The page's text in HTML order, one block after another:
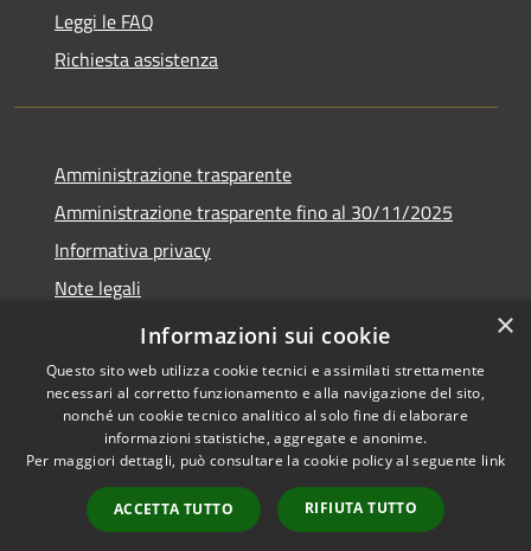
Leggi le FAQ
Richiesta assistenza
Amministrazione trasparente
Amministrazione trasparente fino al 30/11/2025
Informativa privacy
Note legali
Dichiarazione di accessibilità
Accessibilità
Copyright © 2026 • Comune di
Ponteranica • Powered by
Municipium•
Accesso
redazione
×
Informazioni sui cookie
Questo sito web utilizza cookie tecnici e assimilati strettamente
necessari al corretto funzionamento e alla navigazione del sito,
nonché un cookie tecnico analitico al solo fine di elaborare
informazioni statistiche, aggregate e anonime.
Per maggiori dettagli, può consultare la cookie policy al seguente link
ACCETTA TUTTO RIFIUTA TUTTO